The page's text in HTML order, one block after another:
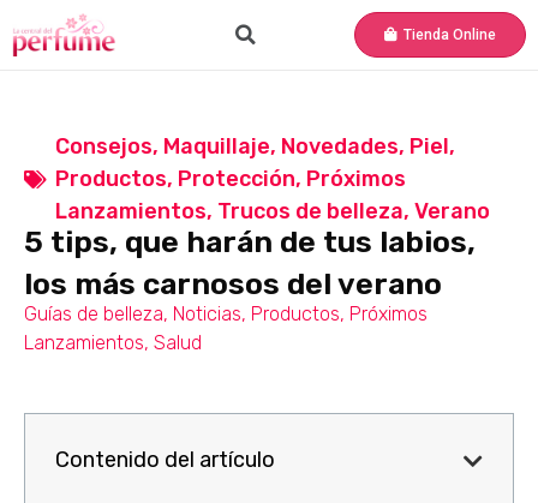
Tienda Online
Consejos, Maquillaje, Novedades, Piel,
Productos, Protección, Próximos
Lanzamientos, Trucos de belleza, Verano
5 tips, que harán de tus labios,
los más carnosos del verano
Guías de belleza, Noticias, Productos, Próximos
Lanzamientos, Salud
Contenido del artículo